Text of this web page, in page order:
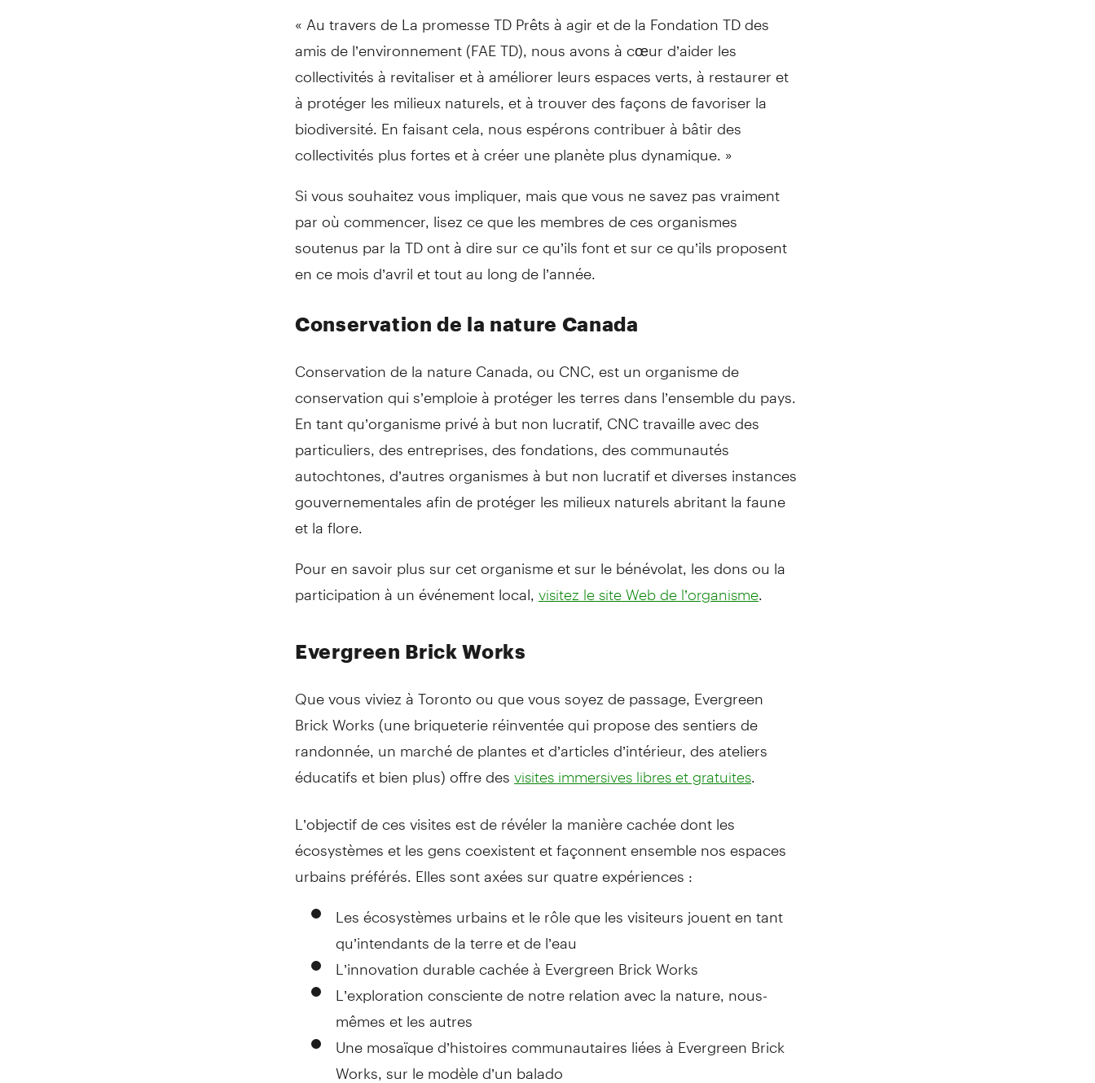
« Au travers de La promesse TD Prêts à agir et de la Fondation TD des
amis de l’environnement (FAE TD), nous avons à cœur d’aider les
collectivités à revitaliser et à améliorer leurs espaces verts, à restaurer et
à protéger les milieux naturels, et à trouver des façons de favoriser la
biodiversité. En faisant cela, nous espérons contribuer à bâtir des
collectivités plus fortes et à créer une planète plus dynamique. »
Si vous souhaitez vous impliquer, mais que vous ne savez pas vraiment
par où commencer, lisez ce que les membres de ces organismes
soutenus par la TD ont à dire sur ce qu’ils font et sur ce qu’ils proposent
en ce mois d’avril et tout au long de l’année.
Conservation de la nature Canada
Conservation de la nature Canada, ou CNC, est un organisme de
conservation qui s’emploie à protéger les terres dans l’ensemble du pays.
En tant qu’organisme privé à but non lucratif, CNC travaille avec des
particuliers, des entreprises, des fondations, des communautés
autochtones, d’autres organismes à but non lucratif et diverses instances
gouvernementales afin de protéger les milieux naturels abritant la faune
et la flore.
Pour en savoir plus sur cet organisme et sur le bénévolat, les dons ou la
participation à un événement local, visitez le site Web de l’organisme
Evergreen Brick Works
Que vous viviez à Toronto ou que vous soyez de passage, Evergreen
Brick Works (une briqueterie réinventée qui propose des sentiers de
randonnée, un marché de plantes et d’articles d’intérieur, des ateliers
éducatifs et bien plus) offre des visites immersives libres et gratuites
L’objectif de ces visites est de révéler la manière cachée dont les
écosystèmes et les gens coexistent et façonnent ensemble nos espaces
urbains préférés. Elles sont axées sur quatre expériences :
Les écosystèmes urbains et le rôle que les visiteurs jouent en tant
qu’intendants de la terre et de l’eau
L’innovation durable cachée à Evergreen Brick Works
L’exploration consciente de notre relation avec la nature, nous-
mêmes et les autres
Une mosaïque d’histoires communautaires liées à Evergreen Brick
Works, sur le modèle d’un balado